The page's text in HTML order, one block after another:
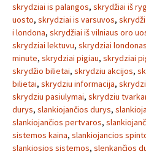
skrydziai is palangos, skrydžiai iš
uosto, skrydziai is varsuvos,
i londona, skrydžiai iš vilniaus oro
skrydziai lektuvu, skrydziai
minute, skrydziai pigiau, skrydziai
skrydžio bilietai, skrydziu akcijos,
bilietai, skrydziu informacija,
skrydziu pasiulymai, skrydziu
durys, slankiojančios durys,
slankiojančios pertvaros,
sistemos kaina, slankiojancios
slankiosios sistemos, slenkančios